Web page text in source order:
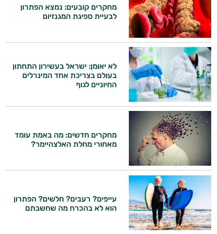
מחקרים קובעים: נמצא הפתרון
לבעיית ספיגת המגנזיום
לא יאומן: ישראל בעשירון התחתון
בעולם בצריכת אחד המינרלים
החיוניים לגוף
מחקרים חדשים: מה באמת עומד
מאחורי מחלת האלצהיימר?
עייפים? רעבים? חלשים? הפתרון
הוא לא בהכרח מה שחשבתם